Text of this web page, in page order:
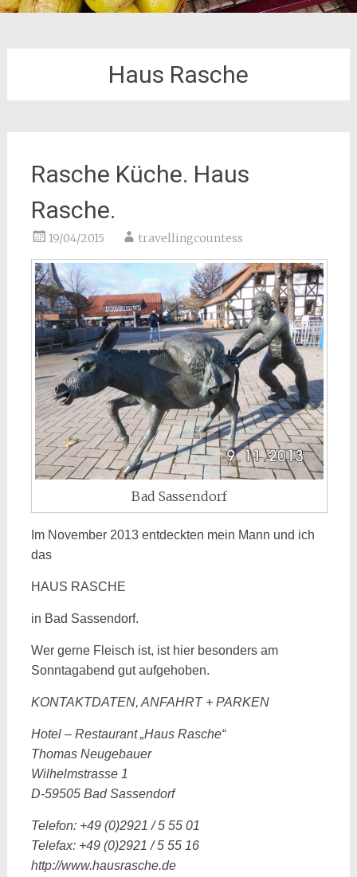
Haus Rasche
Rasche Küche. Haus
Rasche.
19/04/2015 travellingcountess
Bad Sassendorf
Im November 2013 entdeckten mein Mann und ich
das
HAUS RASCHE
in Bad Sassendorf.
Wer gerne Fleisch ist, ist hier besonders am
Sonntagabend gut aufgehoben.
KONTAKTDATEN, ANFAHRT + PARKEN
Hotel – Restaurant „Haus Rasche“
Thomas Neugebauer
Wilhelmstrasse 1
D-59505 Bad Sassendorf
Telefon: +49 (0)2921 / 5 55 01
Telefax: +49 (0)2921 / 5 55 16
http://www.hausrasche.de